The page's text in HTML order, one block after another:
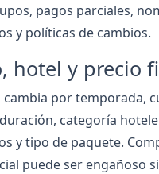
pagos parciales,
y políticas de cambios.
hotel y precio
cambia por temporada,
categoría
y tipo de paquete.
puede ser engañoso